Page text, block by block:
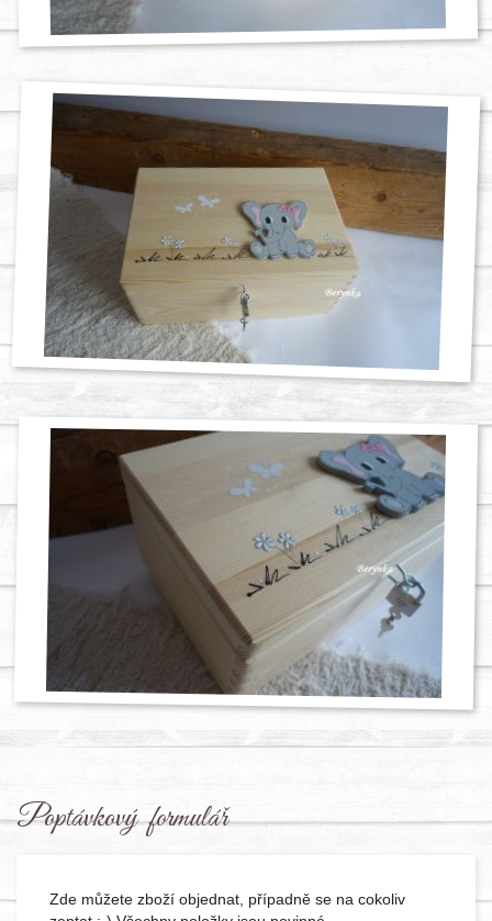
Poptávkový formulář
Zde můžete zboží objednat, případně se na cokoliv